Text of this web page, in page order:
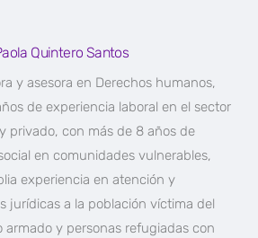
Quintero Santos
y asesora en Derechos humanos,
de experiencia laboral en el sector
privado, con más de 8 años de
en comunidades vulnerables,
experiencia en atención y
jurídicas a la población víctima del
armado y personas refugiadas con